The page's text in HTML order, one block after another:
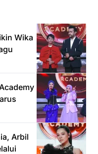
Wika
Arbil